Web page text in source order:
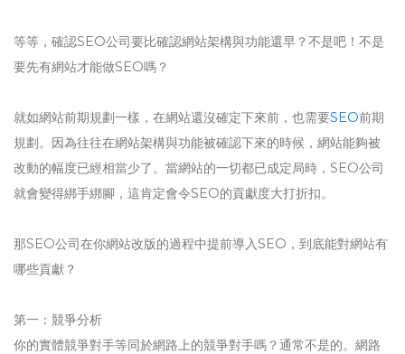
等等，確認SEO公司要比確認網站架構與功能還早？不是吧！不是
要先有網站才能做SEO嗎？
就如網站前期規劃一樣，在網站還沒確定下來前，也需要SEO前期
規劃。因為往往在網站架構與功能被確認下來的時候，網站能夠被
改動的幅度已經相當少了。當網站的一切都已成定局時，SEO公司
就會變得綁手綁腳，這肯定會令SEO的貢獻度大打折扣。
那SEO公司在你網站改版的過程中提前導入SEO，到底能對網站有
哪些貢獻？
第一：競爭分析
你的實體競爭對手等同於網路上的競爭對手嗎？通常不是的。網路